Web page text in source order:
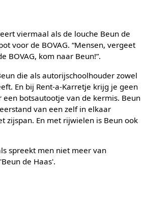
viermaal als de louche Beun de
voor de BOVAG. “Mensen, vergeet
BOVAG, kom naar Beun!”.
die als autorijschoolhouder zowel
En bij Rent-a-Karretje krijg je geen
botsautootje van de kermis. Beun
van een zelf in elkaar
zijspan. En met rijwielen is Beun ook
spreekt men niet meer van
de Haas'.